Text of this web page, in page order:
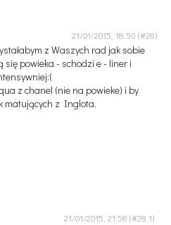
21/01/2015, 18:50
z Waszych rad jak sobie
się powieka - schodzi e - liner i
z chanel (nie na powieke) i by
matujących z Inglota.
21/01/2015, 21:58